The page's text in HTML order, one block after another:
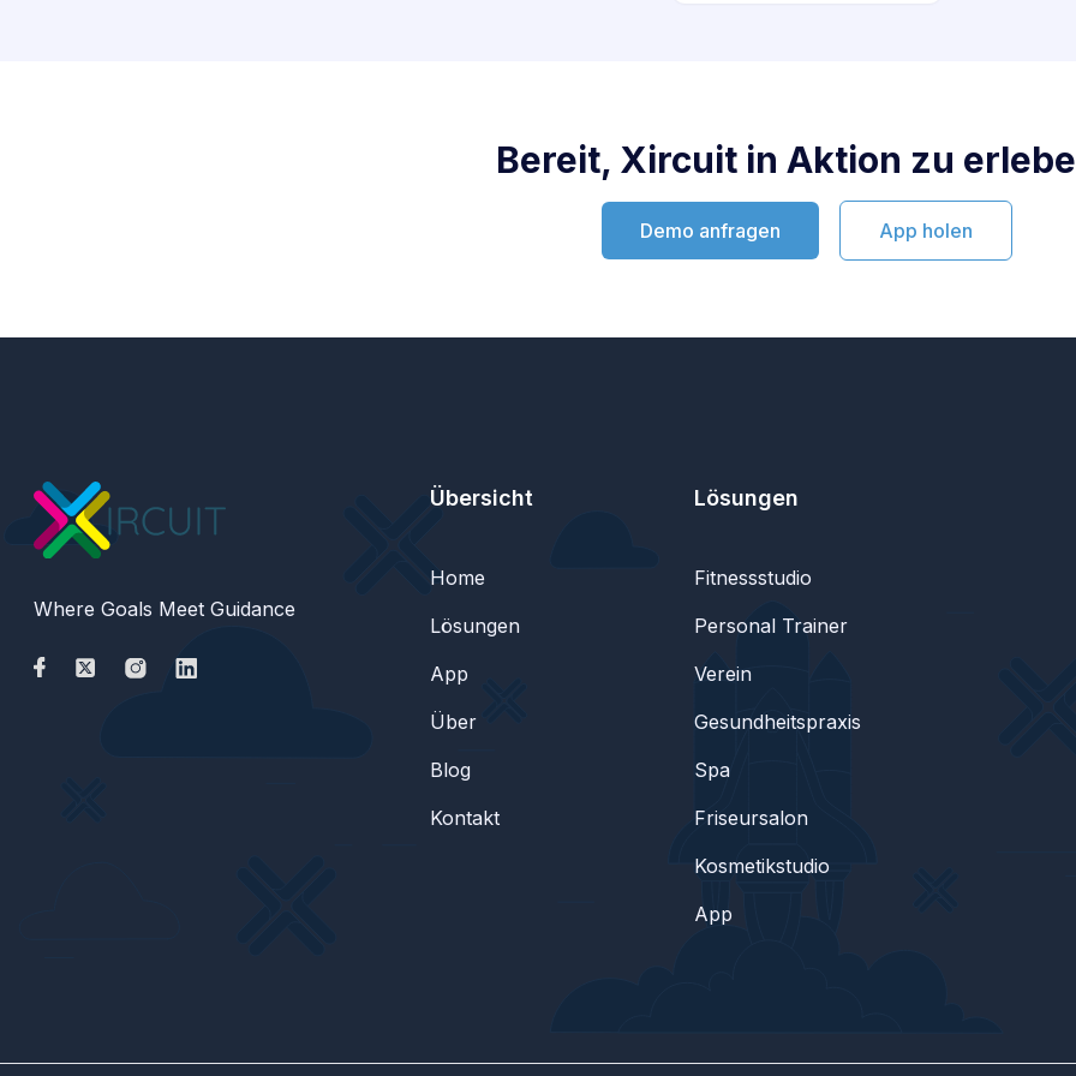
Bereit, Xircuit in Aktion zu
Demo anfragen App holen
Where Goals Meet Guidance
Übersicht
Home
Lösungen
App
Über
Blog
Kontakt
Lösungen
Fitnessstudio
Personal Trainer
Verein
Gesundheitspraxis
Spa
Friseursalon
Kosmetikstudio
App